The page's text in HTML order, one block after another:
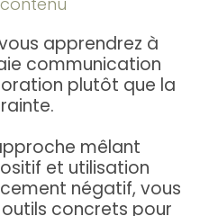
apprendrez à
communication
plutôt que la
mêlant
et utilisation
négatif, vous
concrets pour